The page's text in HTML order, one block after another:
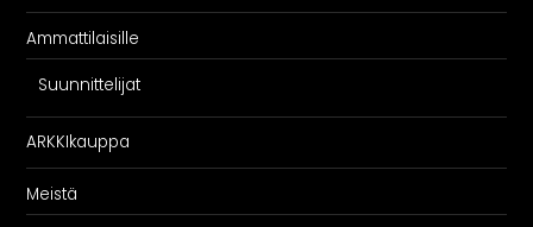
Ammattilaisille
Suunnittelijat
ARKKIkauppa
Meistä